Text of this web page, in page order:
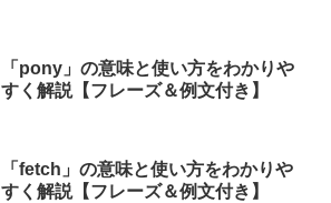
「pony」の意味と使い方をわかりや
すく解説【フレーズ＆例文付き】
「fetch」の意味と使い方をわかりや
すく解説【フレーズ＆例文付き】